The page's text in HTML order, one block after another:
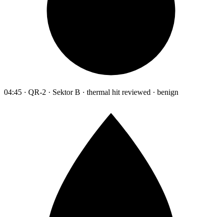
04:45 · QR-2 · Sektor B · thermal hit reviewed · benign